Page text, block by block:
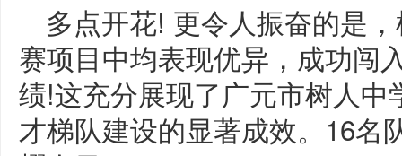
多点开花! 更令人振奋的是
赛项目中均表现优异，成功闯
绩!这充分展现了广元市树人
才梯队建设的显著成效。16名